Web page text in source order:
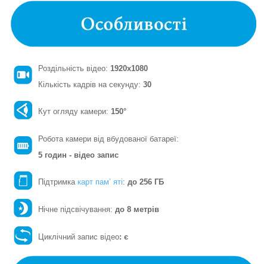
Роздільність відео: 1920x1080
Кількість кадрів на секунду: 30
Кут огляду камери: 150°
Робота камери від вбудованої батареї:
5 годин - відео запис
Підтримка карт пам’ яті: до 256 ГБ
Нічне підсвічування: до 8 метрів
Циклічний запис відео: є